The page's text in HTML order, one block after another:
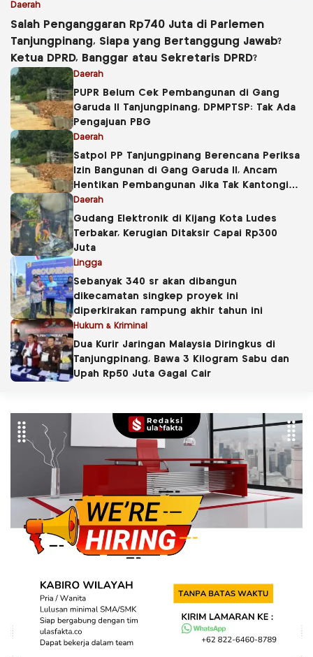
Daerah
Salah Penganggaran Rp740 Juta di Parlemen
Tanjungpinang, Siapa yang Bertanggung Jawab?
Ketua DPRD, Banggar atau Sekretaris DPRD?
Daerah
PUPR Belum Cek Pembangunan di Gang
Garuda II Tanjungpinang, DPMPTSP: Tak Ada
Pengajuan PBG
Daerah
Satpol PP Tanjungpinang Berencana Periksa
Izin Bangunan di Gang Garuda II, Ancam
Hentikan Pembangunan Jika Tak Kantongi
PBG
Daerah
Gudang Elektronik di Kijang Kota Ludes
Terbakar, Kerugian Ditaksir Capai Rp300
Juta
Lingga
Sebanyak 340 sr akan dibangun
dikecamatan singkep proyek ini
diperkirakan rampung akhir tahun ini
Hukum & Kriminal
Dua Kurir Jaringan Malaysia Diringkus di
Tanjungpinang, Bawa 3 Kilogram Sabu dan
Upah Rp50 Juta Gagal Cair